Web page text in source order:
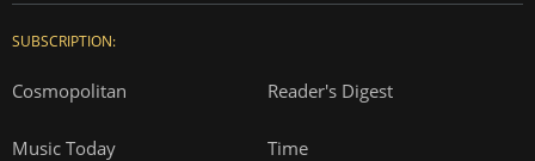
SUBSCRIPTION:
Cosmopolitan Reader's Digest
Music Today Time